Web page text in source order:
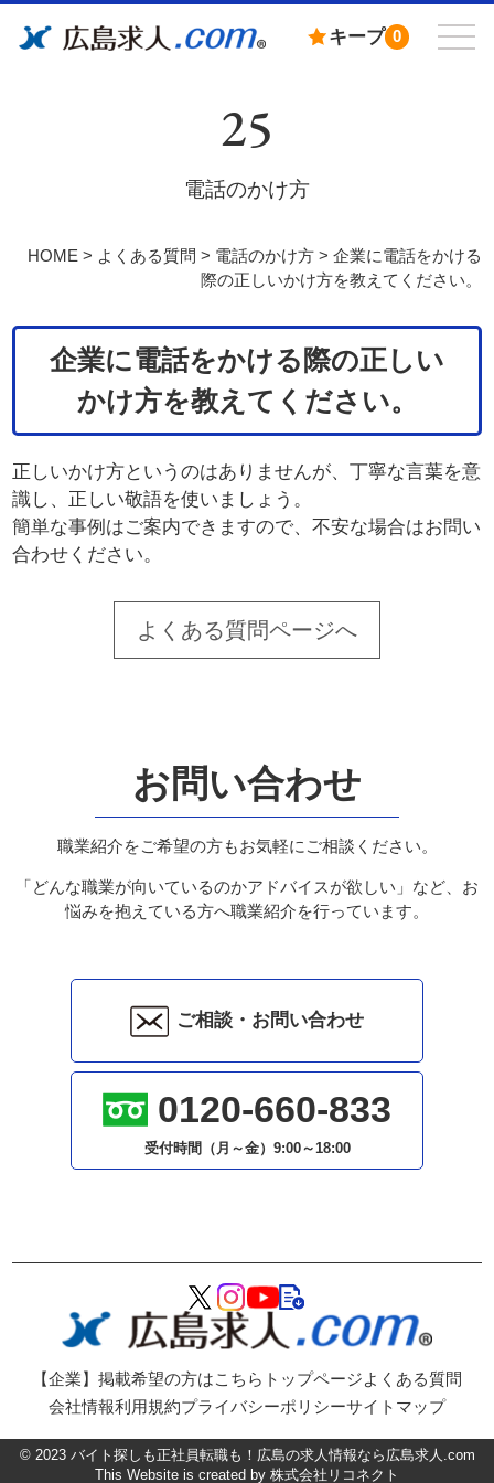
キープ 0
25
電話のかけ方
HOME> よくある質問 > 電話のかけ方> 企業に電話をかける
際の正しいかけ方を教えてください。
企業に電話をかける際の正しい
かけ方を教えてください。
正しいかけ方というのはありませんが、丁寧な言葉を意
識し、正しい敬語を使いましょう。
簡単な事例はご案内できますので、不安な場合はお問い
合わせください。
よくある質問ページへ
お問い合わせ
職業紹介をご希望の方もお気軽にご相談ください。
「どんな職業が向いているのかアドバイスが欲しい」など、お
悩みを抱えている方へ職業紹介を行っています。
ご相談・お問い合わせ
0120-660-833
受付時間（月～金） 9:00～18:00
【企業】掲載希望の方はこちら トップページよくある質問
会社情報利用規約プライバシーポリシーサイトマップ
© 2023 バイト探しも正社員転職も！広島の求人情報なら広島求人.com
This Website is created by 株式会社リコネクト